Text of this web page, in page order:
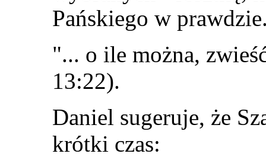
Pańskiego w
"... o ile można,
13:22).
Daniel sugeruje, że
krótki czas: